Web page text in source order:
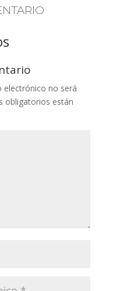
electrónico no será
obligatorios están